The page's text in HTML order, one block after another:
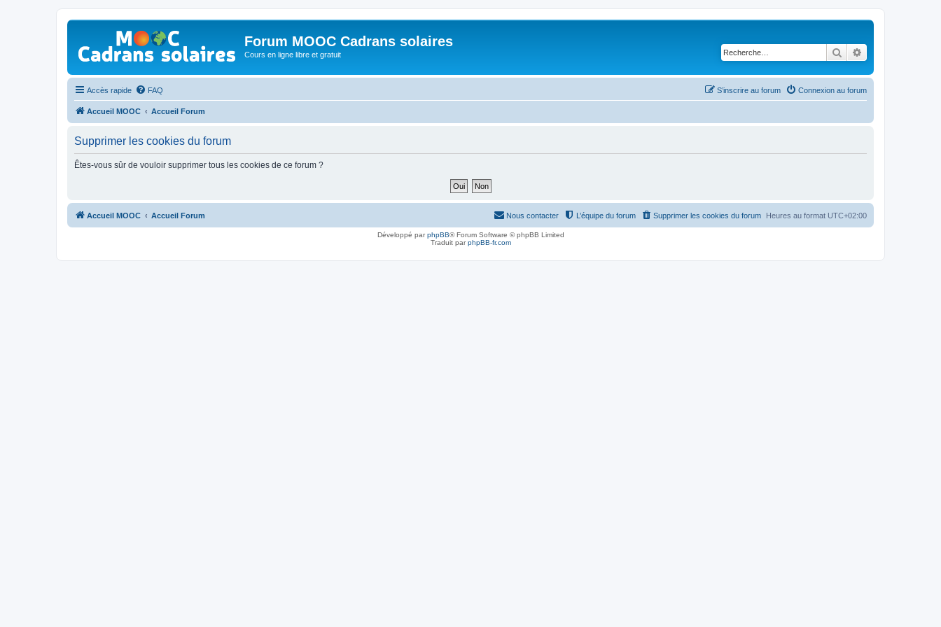
Forum MOOC Cadrans solaires
Cours en ligne libre et gratuit Rechercher
Accès rapide FAQ Connexion au forum
S’inscrire au forum
Accueil MOOC Accueil Forum
Supprimer les cookies du forum
Êtes-vous sûr de vouloir supprimer tous les cookies de ce forum ?
Accueil MOOC Accueil Forum Heures au format UTC+02:00
Supprimer les cookies du forum
L’équipe du forum
Nous contacter
Développé parphpBB® Forum Software © phpBB Limited
Traduit parphpBB-fr.com